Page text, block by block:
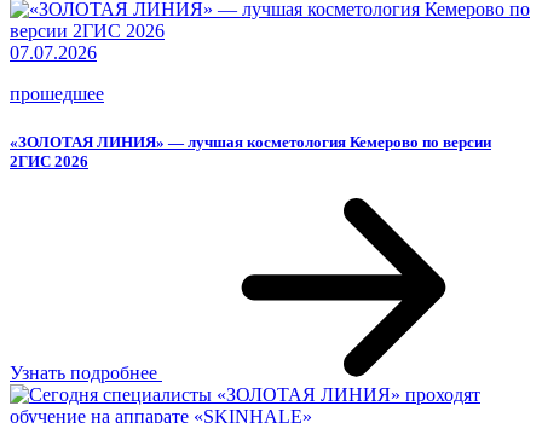
07.07.2026
прошедшее
«ЗОЛОТАЯ ЛИНИЯ» — лучшая косметология Кемерово по версии
2ГИС 2026
Узнать подробнее